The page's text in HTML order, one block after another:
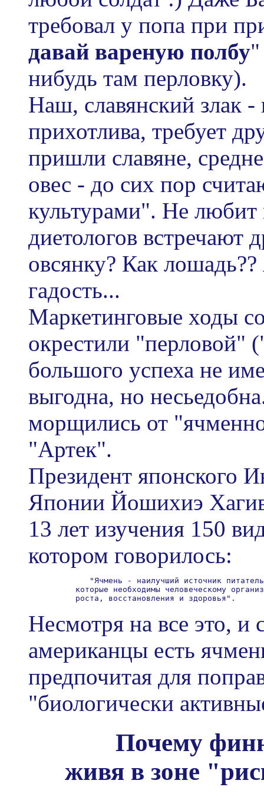
требовал у попа при
давай вареную полбу"
нибудь там перловку).
Наш, славянский злак
прихотлива, требует
пришли славяне,
овес - до сих пор
культурами". Не любит
диетологов встречают
овсянку? Как
гадость...
Маркетинговые ходы
окрестили
большого успеха не
выгодна, но
морщились от
"Артек".
Президент японского
Японии Йошихиэ
13 лет изучения 150
котором говорилось:
"Ячмень - наилучший источник
которые необходимы человеческому
Несмотря на все это, и
американцы есть
предпочитая для
"биологически
Почему
живя в зоне